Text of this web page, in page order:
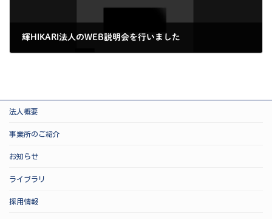
輝HIKARI法人のWEB説明会を行いました
法人概要
事業所のご紹介
お知らせ
ライブラリ
採用情報